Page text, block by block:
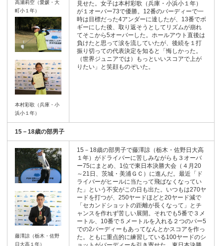
高瀬莉空（愛媛・大
町小１年）
本村彩歌（兵庫・小
浜小１年）
見せた。女子は本村彩歌（兵庫・小浜小１年）
が１オーバー73で優勝。12番のバーディーで一
時は目標だった4アンダーに達したが、13番でボ
ギーにした後、取り返そうとしてリズムが崩れ
てそこから5オーバーした。ホールアウト直後は
負けたと思って涙を流していたが、後続を１打
振り切っての代表決定を知ると「悔しかった。
（世界ジュニアでは）もっといいスコアで上が
りたい」と笑顔ものぞいた。
15－18歳の部男子
藤澤諒（栃木・佐野
日大高１年）
15－18歳の部男子で藤澤諒（栃木・佐野日大高
１年）がドライバーに苦しみながらも３オーバ
ー75にまとめ、1位で東日本決勝大会（４月20
～21日、茨城・美浦ＧＣ）に進んだ。最近「ド
ライバーがヒールに当たって飛ばなくなってい
た」という不安がこの日も出た。いつもは270ヤ
ードを打つが、250ヤードほどと20ヤード減で
「セカンドショットの距離が長くなって」とチ
ャンスを作れず苦しい展開。それでも5番で３メ
ートル、10番で５メートルを入れる２つのパー5
での2バーディーもあってなんとかスコアを作っ
た。ともに重点的に練習している100ヤードのシ